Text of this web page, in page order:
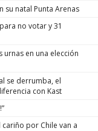
su natal Punta Arenas
no votar y 31
urnas en una elección
se derrumba, el
con Kast
por Chile van a